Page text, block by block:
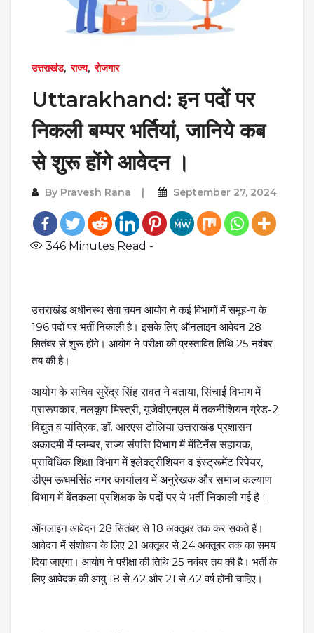
उत्तराखंड, राज्य, रोजगार
Uttarakhand: इन पदों पर
निकली बम्पर भर्तियां, जानिये कब
से शुरू होंगे आवेदन ।
By Pravesh Rana September 27, 2024
346 Minutes Read -
उत्तराखंड अधीनस्थ सेवा चयन आयोग ने कई विभागों में समूह-ग के
196 पदों पर भर्ती निकाली है। इसके लिए ऑनलाइन आवेदन 28
सितंबर से शुरू होंगे। आयोग ने परीक्षा की प्रस्तावित तिथि 25 नवंबर
तय की है।
आयोग के सचिव सुरेंद्र सिंह रावत ने बताया, सिंचाई विभाग में
प्रारूपकार, नलकूप मिस्त्री, यूजेवीएनएल में तकनीशियन ग्रेड-2
विद्युत व यांत्रिक, डॉ. आरएस टोलिया उत्तराखंड प्रशासन
अकादमी में प्लम्बर, राज्य संपत्ति विभाग में मेंटिनेंस सहायक,
प्राविधिक शिक्षा विभाग में इलेक्ट्रीशियन व इंस्ट्रूमेंट रिपेयर,
डीएम ऊधमसिंह नगर कार्यालय में अनुरेखक और समाज कल्याण
विभाग में बेंतकला प्रशिक्षक के पदों पर ये भर्ती निकाली गई है।
ऑनलाइन आवेदन 28 सितंबर से 18 अक्तूबर तक कर सकते हैं।
आवेदन में संशोधन के लिए 21 अक्तूबर से 24 अक्तूबर तक का समय
दिया जाएगा। आयोग ने परीक्षा की तिथि 25 नवंबर तय की है। भर्ती के
लिए आवेदक की आयु 18 से 42 और 21 से 42 वर्ष होनी चाहिए।